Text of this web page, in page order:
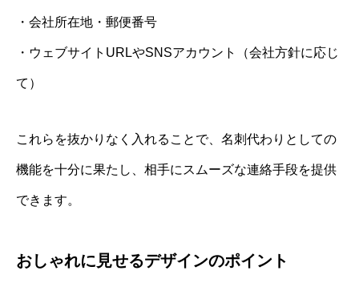
・会社所在地・郵便番号
・ウェブサイトURLやSNSアカウント（会社方針に応じ
て）
これらを抜かりなく入れることで、名刺代わりとしての
機能を十分に果たし、相手にスムーズな連絡手段を提供
できます。
おしゃれに見せるデザインのポイント